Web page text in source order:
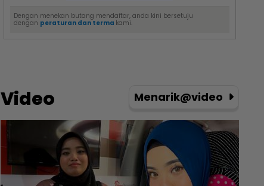
Dengan menekan butang mendaftar, anda kini bersetuju
dengan peraturan dan terma kami.
Video Menarik@video